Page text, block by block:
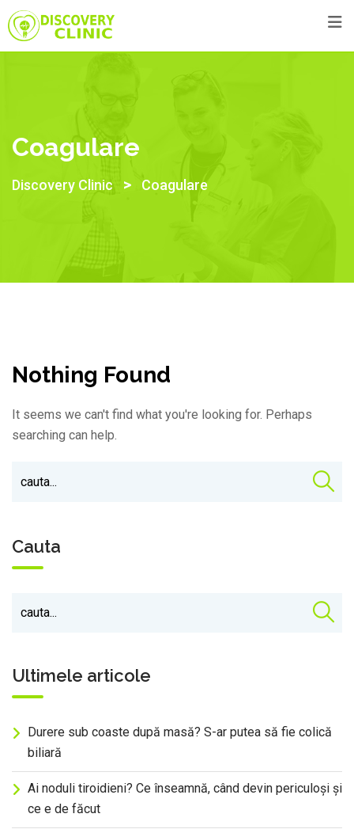
Skip
to
content
Coagulare
Discovery Clinic > Coagulare
Nothing Found
It seems we can't find what you're looking for. Perhaps
searching can help.
Cauta
Ultimele articole
Durere sub coaste după masă? S-ar putea să fie colică
biliară
Ai noduli tiroidieni? Ce înseamnă, când devin periculoși și
ce e de făcut